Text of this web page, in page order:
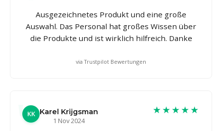
Ausgezeichnetes Produkt und eine große
Auswahl. Das Personal hat großes Wissen über
die Produkte und ist wirklich hilfreich. Danke
via Trustpilot Bewertungen
KK Karel Krijgsman
1 Nov 2024
★★★★★